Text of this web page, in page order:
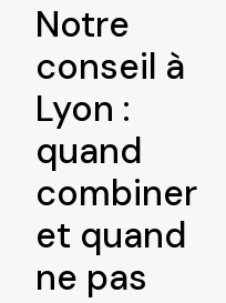
Notre
conseil à
Lyon :
quand
combiner
et quand
ne pas